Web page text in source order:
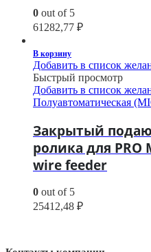
0 out of 5
61282,77 ₽
В корзину
Добавить в список
Быстрый просмотр
Добавить в список
Полуавтоматическая
Закрытый
ролика для PRO
wire feeder
0 out of 5
25412,48 ₽